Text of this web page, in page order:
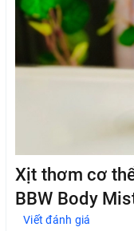
Xịt thơm cơ
BBW Body
Viết đánh giá